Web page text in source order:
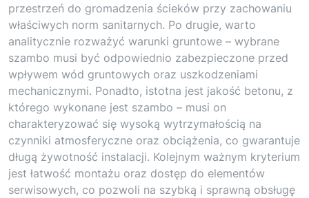
przestrzeń do gromadzenia ścieków przy zachowaniu
właściwych norm sanitarnych. Po drugie, warto
analitycznie rozważyć warunki gruntowe – wybrane
szambo musi być odpowiednio zabezpieczone przed
wpływem wód gruntowych oraz uszkodzeniami
mechanicznymi. Ponadto, istotna jest jakość betonu, z
którego wykonane jest szambo – musi on
charakteryzować się wysoką wytrzymałością na
czynniki atmosferyczne oraz obciążenia, co gwarantuje
długą żywotność instalacji. Kolejnym ważnym kryterium
jest łatwość montażu oraz dostęp do elementów
serwisowych, co pozwoli na szybką i sprawną obsługę